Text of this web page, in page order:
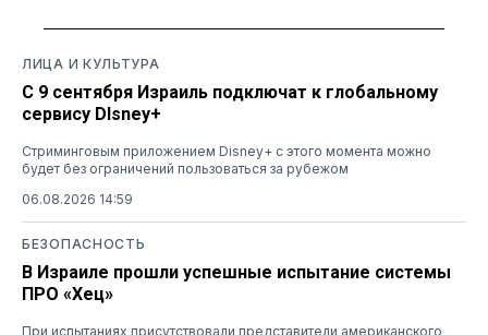
ЛИЦА И КУЛЬТУРА
С 9 сентября Израиль подключат к глобальному
сервису DIsney+
Стриминговым приложением Disney+ с этого момента можно
будет без ограничений пользоваться за рубежом
06.08.2026 14:59
БЕЗОПАСНОСТЬ
В Израиле прошли успешные испытание системы
ПРО «Хец»
При испытаниях присутствовали представители американского